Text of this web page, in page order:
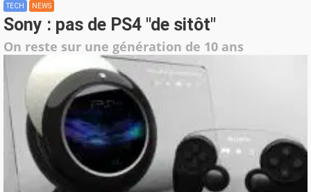
TECH NEWS
Sony : pas de PS4 "de sitôt"
On reste sur une génération de 10 ans